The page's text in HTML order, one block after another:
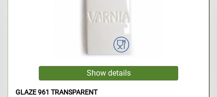
GLAZE 961 TRANSPARENT